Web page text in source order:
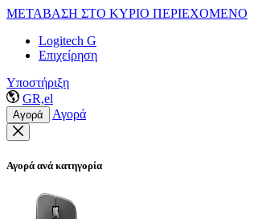
ΜΕΤΑΒΑΣΗ ΣΤΟ ΚΥΡΙΟ ΠΕΡΙΕΧΟΜΕΝΟ
Logitech G
Επιχείρηση
Υποστήριξη
GR,el
Αγορά Αγορά
Αγορά ανά κατηγορία